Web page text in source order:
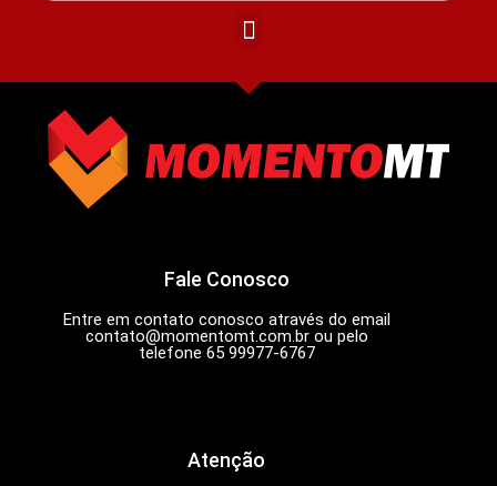
Fale Conosco
Entre em contato conosco através do email
contato@momentomt.com.brou pelo
telefone 65 99977-6767
Atenção